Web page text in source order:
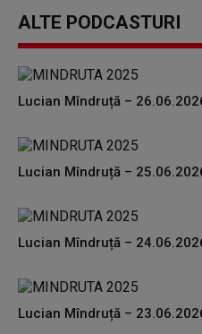
ALTE PODCASTURI
Lucian Mîndruță –
Lucian Mîndruță –
Lucian Mîndruță –
Lucian Mîndruță –